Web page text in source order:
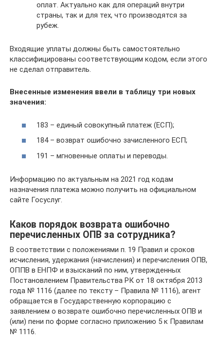
оплат. Актуально как для операций внутри
страны, так и для тех, что производятся за
рубеж.
Входящие уплаты должны быть самостоятельно
классифицированы соответствующим кодом, если этого
не сделал отправитель.
Внесенные изменения ввели в таблицу три новых
значения:
183 – единый совокупный платеж (ЕСП);
184 – возврат ошибочно зачисленного ЕСП;
191 – мгновенные оплаты и переводы.
Информацию по актуальным на 2021 год кодам
назначения платежа можно получить на официальном
сайте Госуслуг.
Каков порядок возврата ошибочно
перечисленных ОПВ за сотрудника?
В соответствии с положениями п. 19 Правил и сроков
исчисления, удержания (начисления) и перечисления ОПВ,
ОППВ в ЕНПФ и взысканий по ним, утвержденных
Постановлением Правительства РК от 18 октября 2013
года № 1116 (далее по тексту – Правила № 1116), агент
обращается в Государственную корпорацию с
заявлением о возврате ошибочно перечисленных ОПВ и
(или) пени по форме согласно приложению 5 к Правилам
№ 1116.